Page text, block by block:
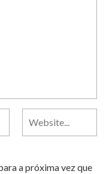
a próxima vez que